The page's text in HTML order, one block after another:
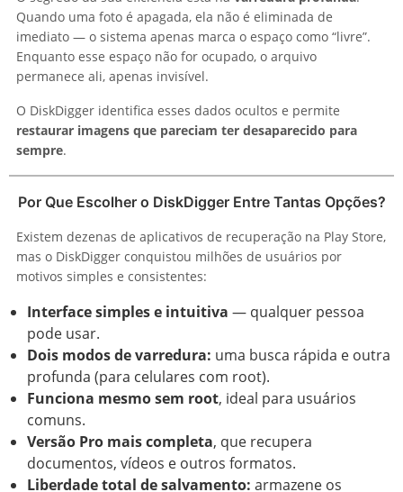
Quando uma foto é apagada, ela não é eliminada de
imediato — o sistema apenas marca o espaço como “livre”.
Enquanto esse espaço não for ocupado, o arquivo
permanece ali, apenas invisível.
O DiskDigger identifica esses dados ocultos e permite
restaurar imagens que pareciam ter desaparecido para
sempre.
Por Que Escolher o DiskDigger Entre Tantas Opções?
Existem dezenas de aplicativos de recuperação na Play Store,
mas o DiskDigger conquistou milhões de usuários por
motivos simples e consistentes:
Interface simples e intuitiva — qualquer pessoa
pode usar.
Dois modos de varredura: uma busca rápida e outra
profunda (para celulares com root).
Funciona mesmo sem root, ideal para usuários
comuns.
Versão Pro mais completa, que recupera
documentos, vídeos e outros formatos.
Liberdade total de salvamento: armazene os